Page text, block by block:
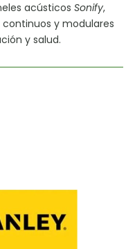
acústicos Sonify,
y modulares
y salud.